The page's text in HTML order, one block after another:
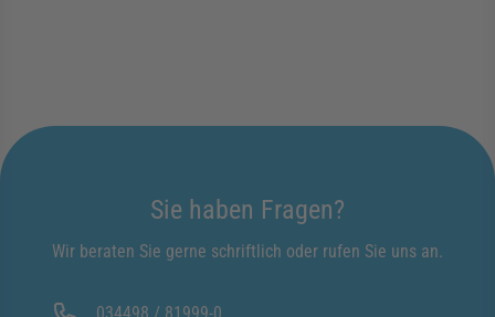
Sie haben Fragen?
Wir beraten Sie gerne schriftlich oder rufen Sie uns an.